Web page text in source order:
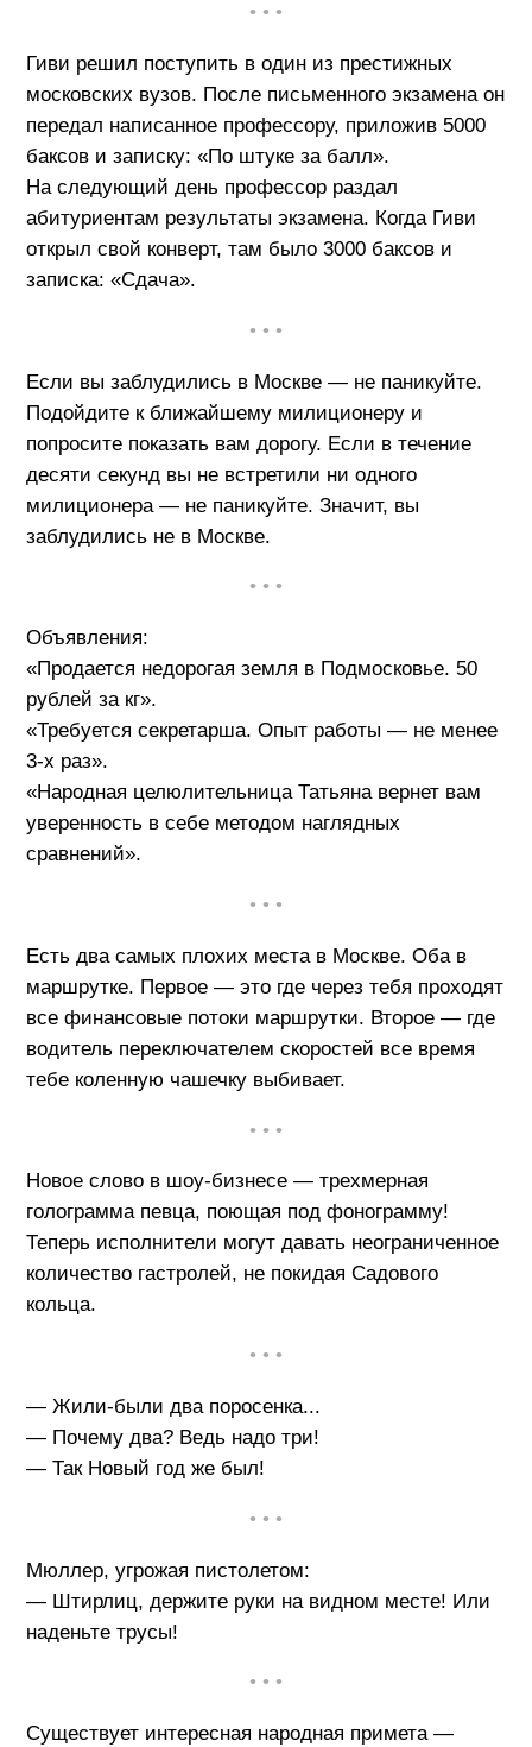
• • •
Гиви решил поступить в один из престижных
московских вузов. После письменного экзамена он
передал написанное профессору, приложив 5000
баксов и записку: «По штуке за балл».
На следующий день профессор раздал
абитуриентам результаты экзамена. Когда Гиви
открыл свой конверт, там было 3000 баксов и
записка: «Сдача».
• • •
Если вы заблудились в Москве — не паникуйте.
Подойдите к ближайшему милиционеру и
попросите показать вам дорогу. Если в течение
десяти секунд вы не встретили ни одного
милиционера — не паникуйте. Значит, вы
заблудились не в Москве.
• • •
Объявления:
«Продается недорогая земля в Подмосковье. 50
рублей за кг».
«Требуется секретарша. Опыт работы — не менее
3-х раз».
«Народная целюлительница Татьяна вернет вам
уверенность в себе методом наглядных
сравнений».
• • •
Есть два самых плохих места в Москве. Оба в
маршрутке. Первое — это где через тебя проходят
все финансовые потоки маршрутки. Второе — где
водитель переключателем скоростей все время
тебе коленную чашечку выбивает.
• • •
Новое слово в шоу-бизнесе — трехмерная
голограмма певца, поющая под фонограмму!
Теперь исполнители могут давать неограниченное
количество гастролей, не покидая Садового
кольца.
• • •
— Жили-были два поросенка...
— Почему два? Ведь надо три!
— Так Новый год же был!
• • •
Мюллер, угрожая пистолетом:
— Штирлиц, держите руки на видном месте! Или
наденьте трусы!
• • •
Существует интересная народная примета —